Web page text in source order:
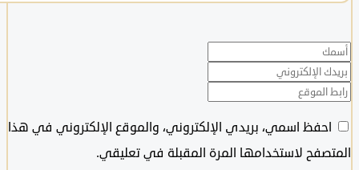
اسمي، بريدي الإلكتروني، والموقع الإلكتروني في هذا
لاستخدامها المرة المقبلة في تعليقي.